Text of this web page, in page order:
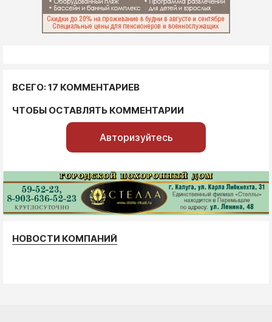
ВСЕГО: 17 КОММЕНТАРИЕВ
ЧТОБЫ ОСТАВЛЯТЬ КОММЕНТАРИИ
Авторизуйтесь
НОВОСТИ КОМПАНИЙ